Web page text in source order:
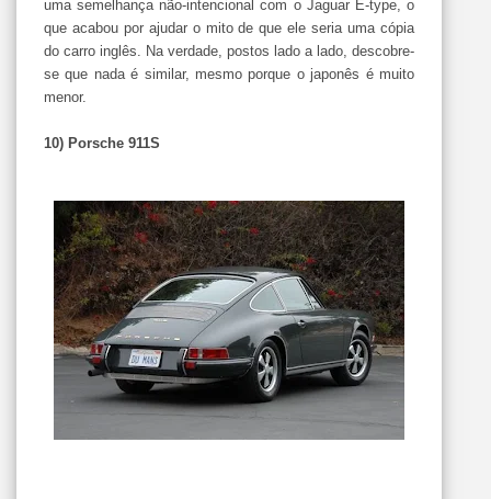
uma semelhança não-intencional com o Jaguar E-type, o
que acabou por ajudar o mito de que ele seria uma cópia
do carro inglês. Na verdade, postos lado a lado, descobre-
se que nada é similar, mesmo porque o japonês é muito
menor.
10) Porsche 911S